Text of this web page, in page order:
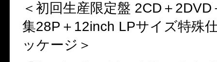
＜初回生産限定盤 2CD＋2DVD
集28P＋12inch LPサイズ特殊
ッケージ＞